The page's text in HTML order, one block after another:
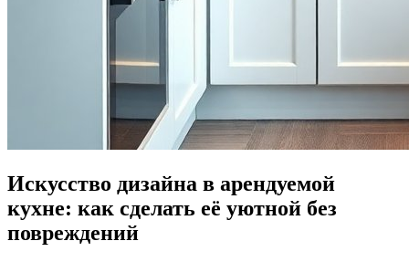
Искусство дизайна в арендуемой
кухне: как сделать её уютной без
повреждений